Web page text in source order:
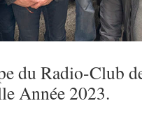
du Radio-Club
Année 2023.